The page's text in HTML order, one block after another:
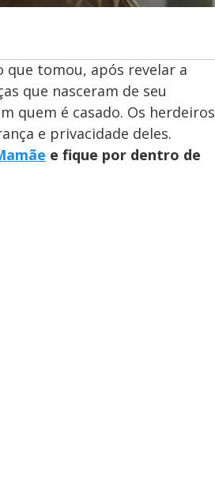
que tomou, após revelar a
que nasceram de seu
quem é casado. Os herdeiros
e privacidade deles.
e fique por dentro de